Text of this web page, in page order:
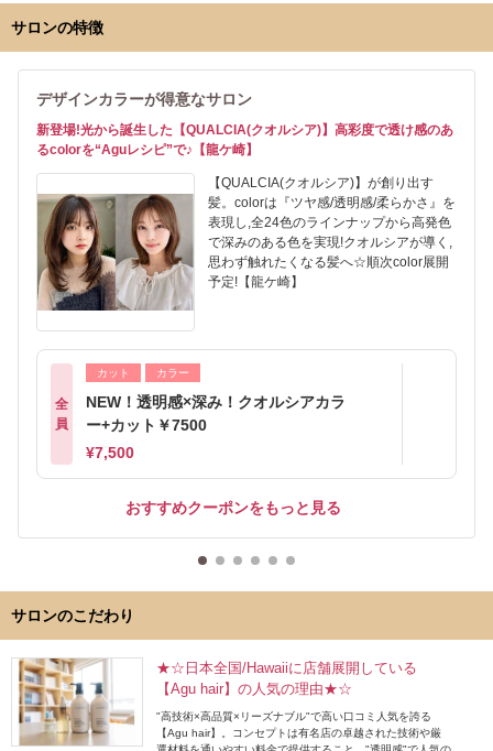
サロンの特徴
デザインカラーが得意なサロン
新登場!光から誕生した【QUALCIA(クオルシア)】高彩度で透け感のあ
るcolorを“Aguレシピ”で♪【龍ケ崎】
【QUALCIA(クオルシア)】が創り出す
髪。colorは『ツヤ感/透明感/柔らかさ』を
表現し,全24色のラインナップから高発色
で深みのある色を実現!クオルシアが導く,
思わず触れたくなる髪へ☆順次color展開
予定!【龍ケ崎】
全
員
カット カラー
NEW！透明感×深み！クオルシアカラ
ー+カット￥7500
¥7,500
おすすめクーポンをもっと見る
サロンのこだわり
★☆日本全国/Hawaiiに店舗展開している
【Agu hair】の人気の理由★☆
"高技術×高品質×リーズナブル"で高い口コミ人気を誇る
【Agu hair】。コンセプトは有名店の卓越された技術や厳